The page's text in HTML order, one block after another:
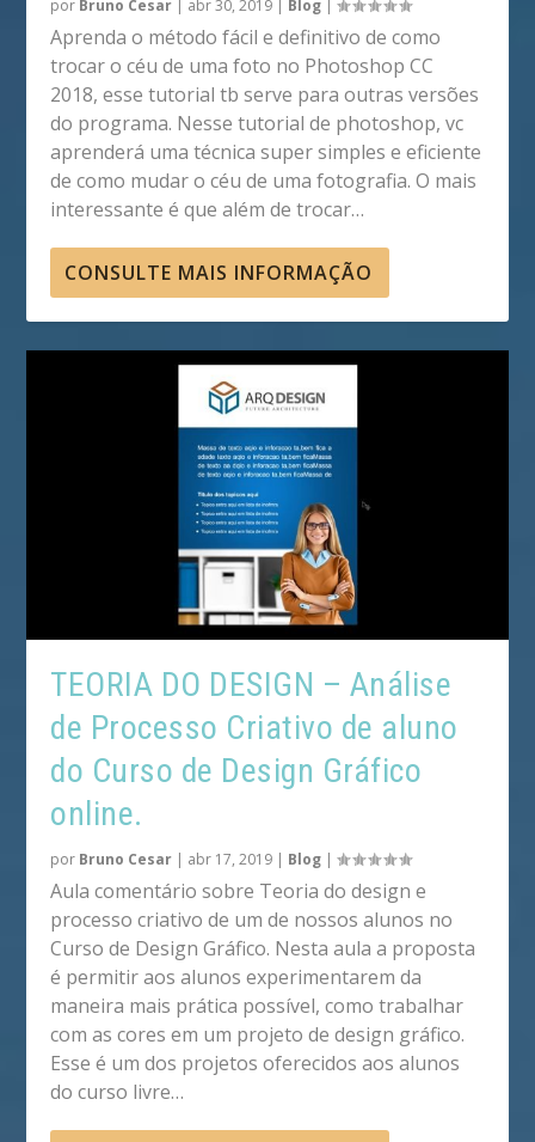
por Bruno Cesar abr 30, 2019 Blog |
Aprenda o método fácil e definitivo de como
trocar o céu de uma foto no Photoshop CC
2018, esse tutorial tb serve para outras versões
do programa. Nesse tutorial de photoshop, vc
aprenderá uma técnica super simples e eficiente
de como mudar o céu de uma fotografia. O mais
interessante é que além de trocar…
CONSULTE MAIS INFORMAÇÃO
TEORIA DO DESIGN – Análise
de Processo Criativo de aluno
do Curso de Design Gráfico
online.
por Bruno Cesar | abr 17, 2019 | Blog |
Aula comentário sobre Teoria do design e
processo criativo de um de nossos alunos no
Curso de Design Gráfico. Nesta aula a proposta
é permitir aos alunos experimentarem da
maneira mais prática possível, como trabalhar
com as cores em um projeto de design gráfico.
Esse é um dos projetos oferecidos aos alunos
do curso livre…